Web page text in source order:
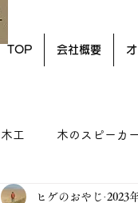
TOP 会社概要
木工 木のスピーカー
ヒゲのおやじ 2023